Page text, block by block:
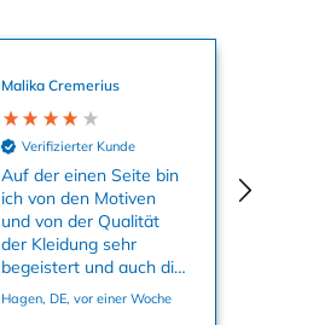
Malika Cremerius
Verifizierter Kunde
Auf der einen Seite bin
ich von den Motiven
und von der Qualität
der Kleidung sehr
begeistert und auch die
Farben sind echt toll.
Auf der anderen Seite
Hagen, DE, vor einer Woche